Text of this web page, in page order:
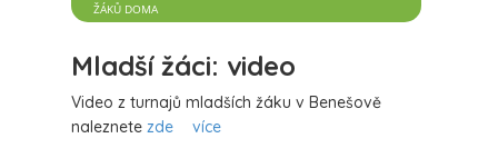
Mladší žáci: video
Video z turnajů mladších žáku v Benešově
naleznete zde více
ŽÁKŮ DOMA